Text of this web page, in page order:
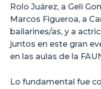
Rolo Juárez, a Geli
Marcos Figueroa, a
bailarines/as, y a
juntos en este gran
en las aulas de la
Lo fundamental fue